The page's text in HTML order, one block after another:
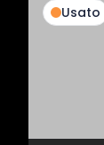
Usato